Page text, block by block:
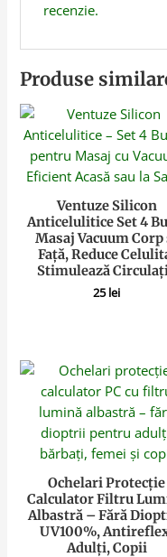
recenzie.
Produse
Ventuze Silicon
Anticelulitice Set 4
Masaj Vacuum Corp
Față, Reduce
Stimulează
25lei
Ochelari Protecție
Calculator Filtru
Albastră – Fără
UV100%,
Adulți, Copii